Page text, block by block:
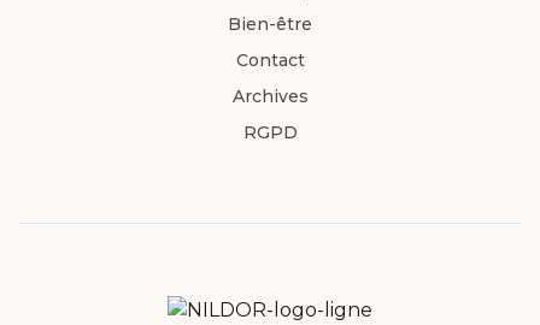
Bien-être
Contact
Archives
RGPD